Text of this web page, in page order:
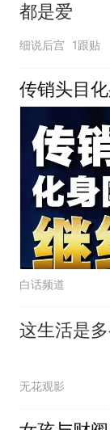
都是爱
细说后宫 1跟贴
传销头目
白话频道
这生活是
无花观影